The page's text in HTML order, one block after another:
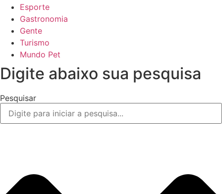
Esporte
Gastronomia
Gente
Turismo
Mundo Pet
Digite abaixo sua pesquisa
Pesquisar